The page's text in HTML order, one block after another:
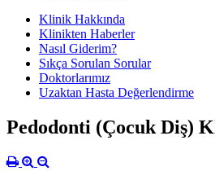
Klinik Hakkında
Klinikten Haberler
Nasıl Giderim?
Sıkça Sorulan Sorular
Doktorlarımız
Uzaktan Hasta Değerlendirme
Pedodonti (Çocuk Diş)